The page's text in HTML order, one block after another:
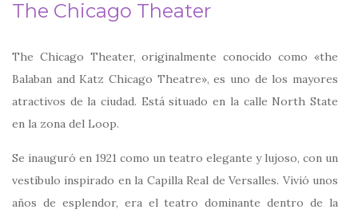
The Chicago Theater
The Chicago Theater, originalmente conocido como «the
Balaban and Katz Chicago Theatre», es uno de los mayores
atractivos de la ciudad. Está situado en la calle North State
en la zona del Loop.
Se inauguró en 1921 como un teatro elegante y lujoso, con un
vestíbulo inspirado en la Capilla Real de Versalles. Vivió unos
años de esplendor, era el teatro dominante dentro de la